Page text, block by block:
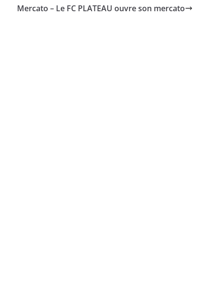
Mercato – Le FC PLATEAU ouvre son mercato